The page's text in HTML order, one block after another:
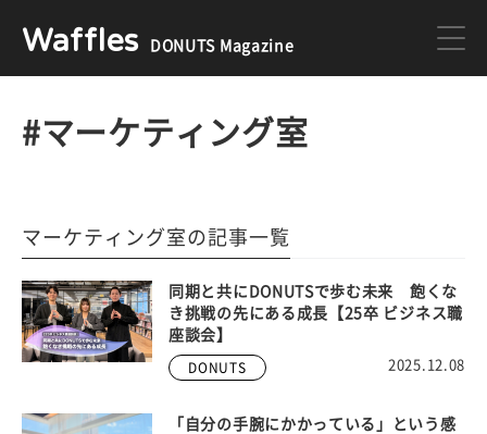
Waffles DONUTS Magazine
DONUTS ジョブカン
DONUTSの採用情報はこちら
#マーケティング室
マーケティング室の記事一覧
DONUTS 2025.12.08
同期と共にDONUTSで歩む未来 飽くな
き挑戦の先にある成長【25卒 ビジネス職
座談会】
「自分の手腕にかかっている」という感